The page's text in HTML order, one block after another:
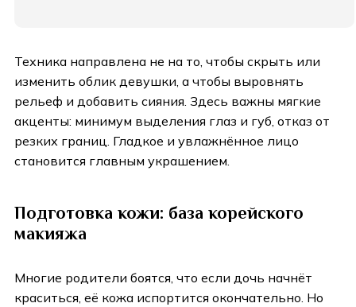
Техника направлена не на то, чтобы скрыть или
изменить облик девушки, а чтобы выровнять
рельеф и добавить сияния. Здесь важны мягкие
акценты: минимум выделения глаз и губ, отказ от
резких границ. Гладкое и увлажнённое лицо
становится главным украшением.
Подготовка кожи: база корейского
макияжа
Многие родители боятся, что если дочь начнёт
краситься, её кожа испортится окончательно. Но